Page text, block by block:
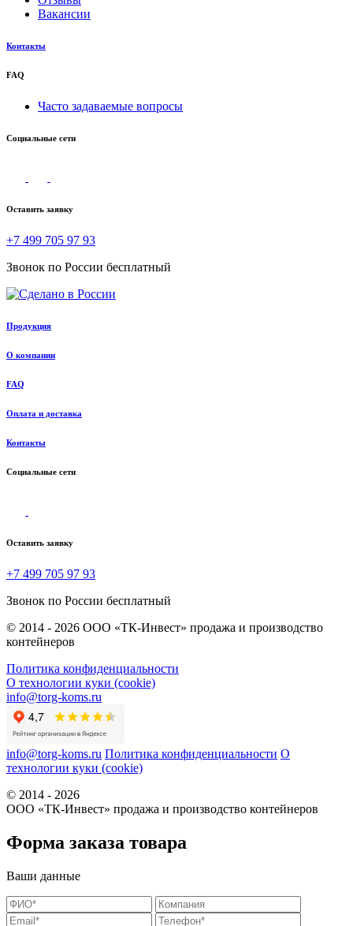
Вакансии
Контакты
FAQ
Часто задаваемые вопросы
Социальные сети
Оставить заявку
+7 499 705 97 93
Звонок по России бесплатный
Продукция
О компании
FAQ
Оплата и доставка
Контакты
Социальные сети
Оставить заявку
+7 499 705 97 93
Звонок по России бесплатный
© 2014 - 2026 ООО «ТК-Инвест» продажа и производство
контейнеров
Политика конфиденциальности
О технологии куки (cookie)
info@torg-koms.ru
info@torg-koms.ru Политика конфиденциальности О
технологии куки (cookie)
© 2014 - 2026
ООО «ТК-Инвест» продажа и производство контейнеров
Форма заказа товара
Ваши данные